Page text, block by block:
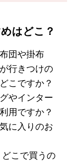
はどこ？
団や掛布
行きつけの
こですか？
やインター
用ですか？
に入りのお
こで買うの